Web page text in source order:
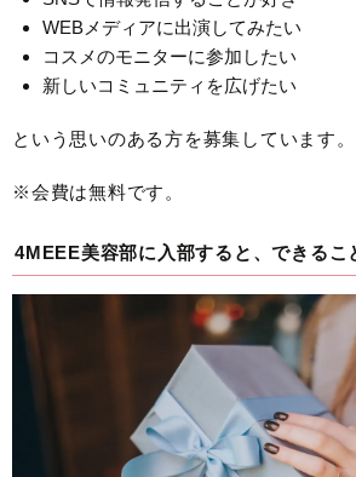
WEBメディアに出演してみたい
コスメのモニターに参加したい
新しいコミュニティを広げたい
という思いのある方を募集しています。
※会費は無料です。
4MEEE美容部に入部すると、できるこ